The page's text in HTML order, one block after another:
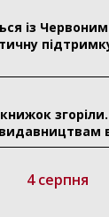
із
4 серпня